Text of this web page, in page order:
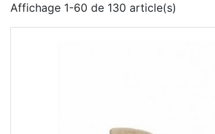
Affichage 1-60 de 130 article(s)